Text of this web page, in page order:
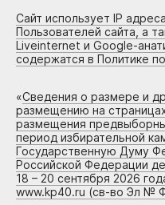
Сайт использует IP
Пользователей сайта, а
Liveinternet и Google-
содержатся в Политике
«Сведения о размере и
размещению на
размещения
период избирательной
Государственную Думу
Российской Федерации
18 – 20 сентября 2026
www.kp40.ru (св-во Эл №